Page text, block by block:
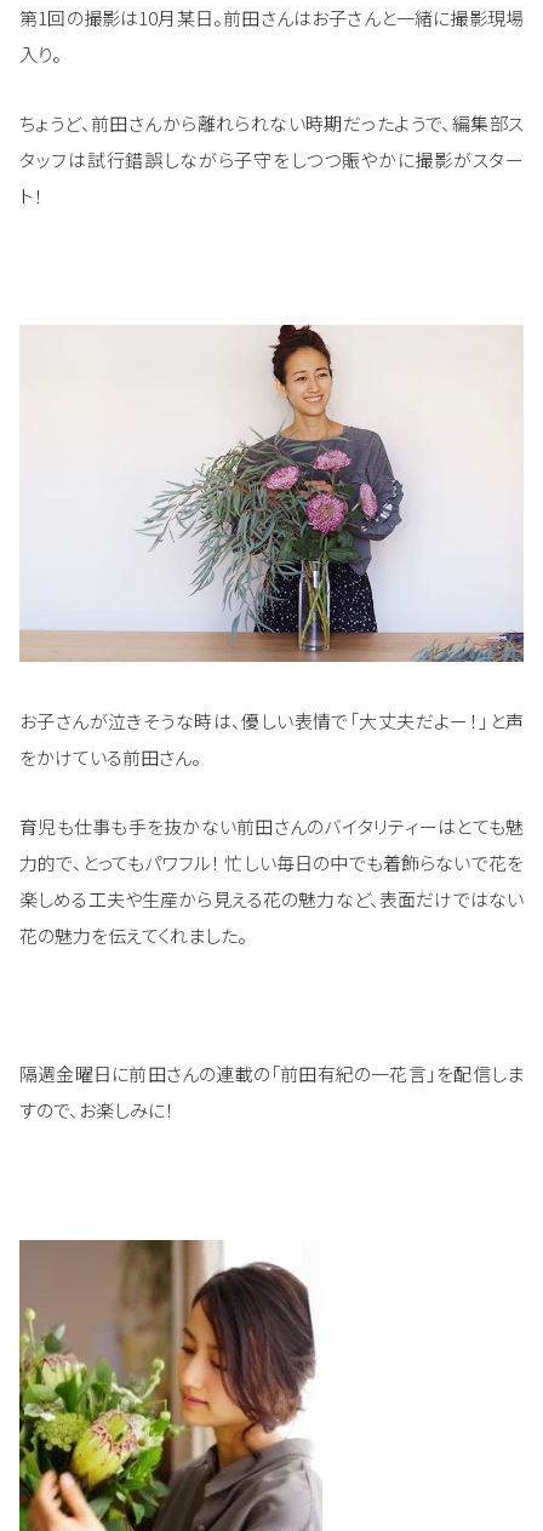
第1回の撮影は10月某日。前田さんはお子さんと一緒に撮影現場
入り。
ちょうど、前田さんから離れられない時期だったようで、編集部ス
タッフは試行錯誤しながら子守をしつつ賑やかに撮影がスター
ト！
お子さんが泣きそうな時は、優しい表情で「大丈夫だよー！」と声
をかけている前田さん。
育児も仕事も手を抜かない前田さんのバイタリティーはとても魅
力的で、とってもパワフル！ 忙しい毎日の中でも着飾らないで花を
楽しめる工夫や生産から見える花の魅力など、表面だけではない
花の魅力を伝えてくれました。
隔週金曜日に前田さんの連載の「前田有紀の一花言」を配信しま
すので、お楽しみに！